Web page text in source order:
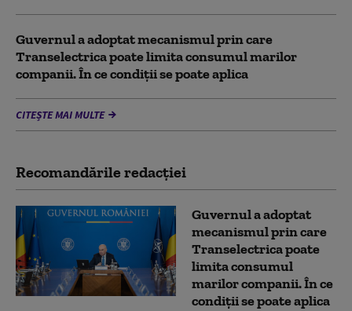
Guvernul a adoptat mecanismul prin care
Transelectrica poate limita consumul marilor
companii. În ce condiții se poate aplica
CITEȘTE MAI MULTE
Recomandările redacţiei
Guvernul a adoptat
mecanismul prin care
Transelectrica poate
limita consumul
marilor companii. În ce
condiții se poate aplica